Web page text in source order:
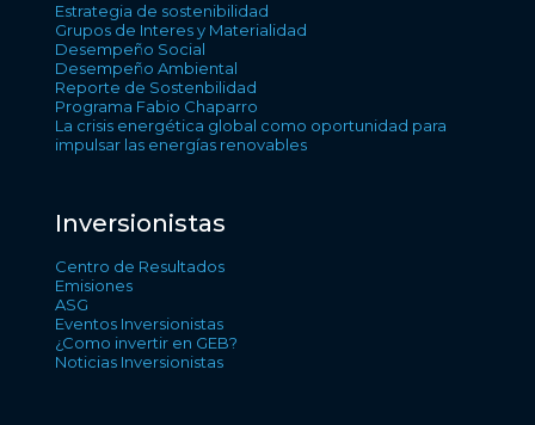
Estrategia de sostenibilidad
Grupos de Interes y Materialidad
Desempeño Social
Desempeño Ambiental
Reporte de Sostenbilidad
Programa Fabio Chaparro
La crisis energética global como oportunidad para
impulsar las energías renovables
Inversionistas
Centro de Resultados
Emisiones
ASG
Eventos Inversionistas
¿Como invertir en GEB?
Noticias Inversionistas